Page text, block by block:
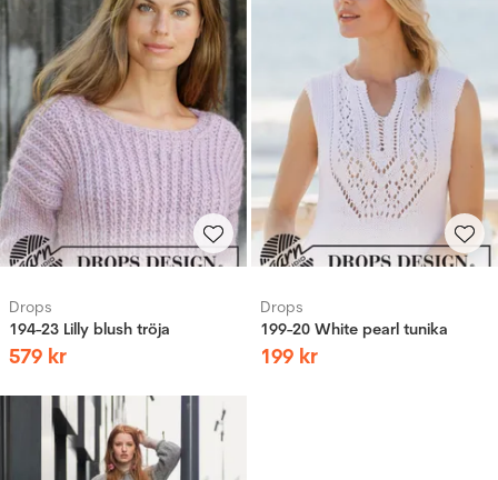
Drops
194-23 Lilly blush tröja
579 kr
Drops
199-20 White pearl tunika
199 kr